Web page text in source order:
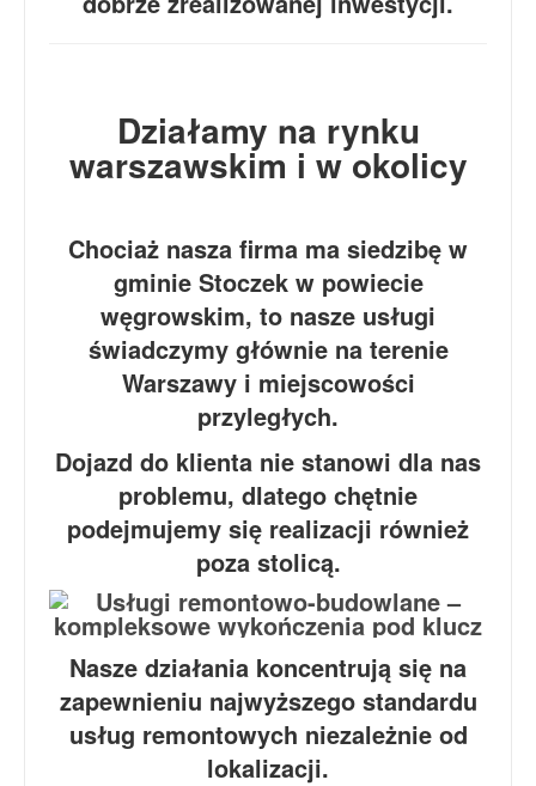
Działamy na rynku
warszawskim i w okolicy
Chociaż nasza firma ma siedzibę w
gminie Stoczek w powiecie
węgrowskim, to nasze usługi
świadczymy głównie na terenie
Warszawy i miejscowości
przyległych.
Dojazd do klienta nie stanowi dla nas
problemu, dlatego chętnie
podejmujemy się realizacji również
poza stolicą.
Nasze działania koncentrują się na
zapewnieniu najwyższego standardu
usług remontowych niezależnie od
lokalizacji.